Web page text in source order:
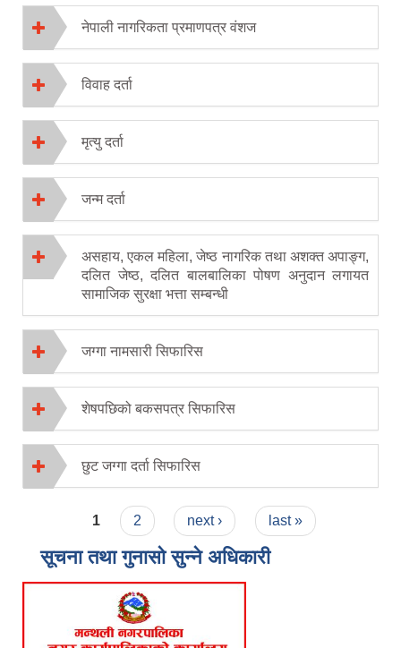
नेपाली नागरिकता प्रमाणपत्र वंशज
विवाह दर्ता
मृत्यु दर्ता
जन्म दर्ता
असहाय, एकल महिला, जेष्ठ नागरिक तथा अशक्त अपाङ्ग,
दलित जेष्ठ, दलित बालबालिका पोषण अनुदान लगायत
सामाजिक सुरक्षा भत्ता सम्बन्धी
जग्गा नामसारी सिफारिस
शेषपछिको बकसपत्र सिफारिस
छुट जग्गा दर्ता सिफारिस
Pages
1 2 next › last »
सूचना तथा गुनासो सुन्ने अधिकारी